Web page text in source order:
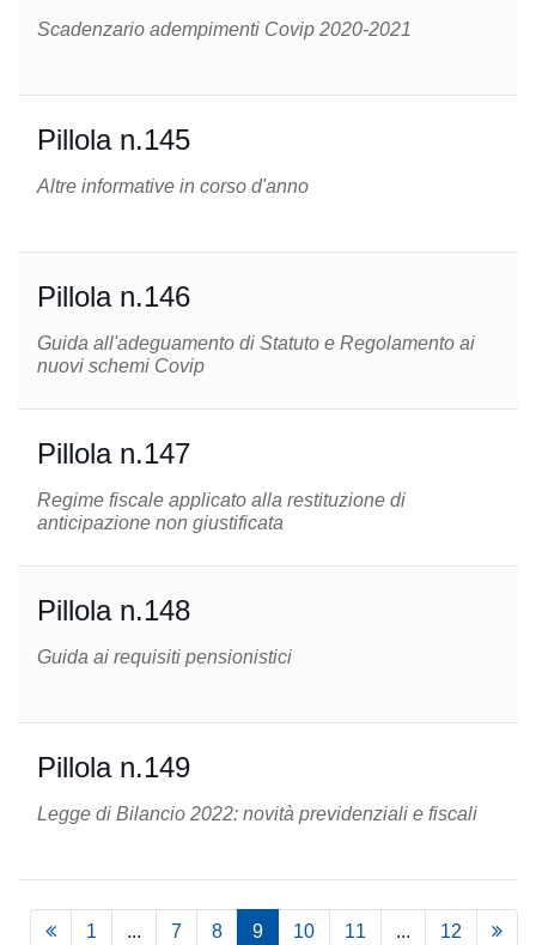
Scadenzario adempimenti Covip 2020-2021
Pillola n.145
Altre informative in corso d'anno
Pillola n.146
Guida all'adeguamento di Statuto e Regolamento ai
nuovi schemi Covip
Pillola n.147
Regime fiscale applicato alla restituzione di
anticipazione non giustificata
Pillola n.148
Guida ai requisiti pensionistici
Pillola n.149
Legge di Bilancio 2022: novità previdenziali e fiscali
1 ... 7 8 9 10 11 ... 12